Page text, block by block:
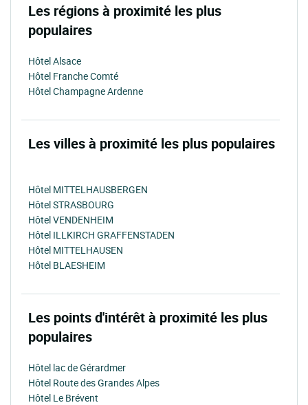
Les régions à proximité les plus
populaires
Hôtel Alsace
Hôtel Franche Comté
Hôtel Champagne Ardenne
Les villes à proximité les plus populaires
Hôtel MITTELHAUSBERGEN
Hôtel STRASBOURG
Hôtel VENDENHEIM
Hôtel ILLKIRCH GRAFFENSTADEN
Hôtel MITTELHAUSEN
Hôtel BLAESHEIM
Les points d'intérêt à proximité les plus
populaires
Hôtel lac de Gérardmer
Hôtel Route des Grandes Alpes
Hôtel Le Brévent